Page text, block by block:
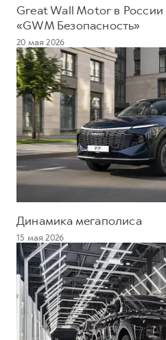
Great Wall Motor в России
«GWM Безопасность»
20 мая 2026
Динамика мегаполиса
15 мая 2026